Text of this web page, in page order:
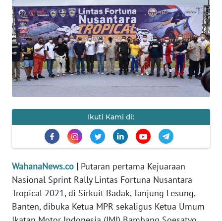
Ikuti Kami di:
WahanaNews.co | Putaran pertama Kejuaraan
Nasional Sprint Rally Lintas Fortuna Nusantara
Tropical 2021, di Sirkuit Badak, Tanjung Lesung,
Banten, dibuka Ketua MPR sekaligus Ketua Umum
SAINS-TEKNO
KESEHATAN
INTERNASIONAL
OLAHRAGA
OPINI
EDITORIAL